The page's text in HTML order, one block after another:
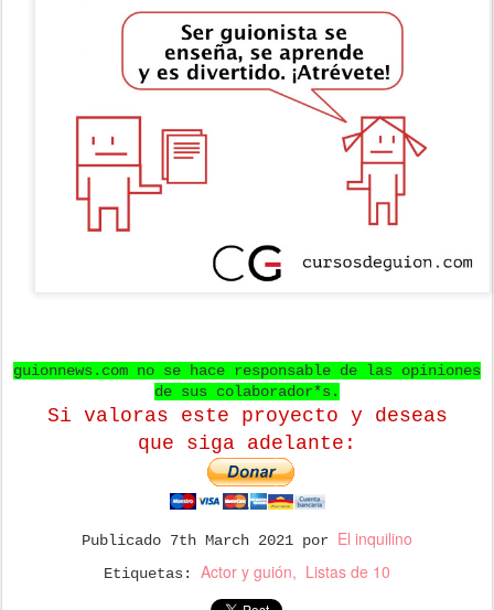
guionnews.com no se hace responsable de las opiniones
de sus colaborador*s.
Si valoras este proyecto y deseas
que siga adelante:
Publicado 7th March 2021 por El inquilino
Etiquetas: Actor y guión Listas de 10